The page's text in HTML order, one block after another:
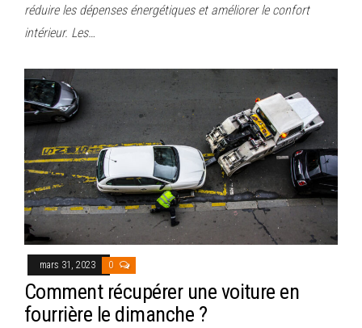
réduire les dépenses énergétiques et améliorer le confort
intérieur. Les…
mars 31, 2023 0
Comment récupérer une voiture en
fourrière le dimanche ?